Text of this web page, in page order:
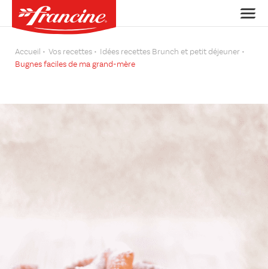
Accueil Vos recettes
Idées recettes Brunch et petit déjeuner
Bugnes faciles de ma grand-mère